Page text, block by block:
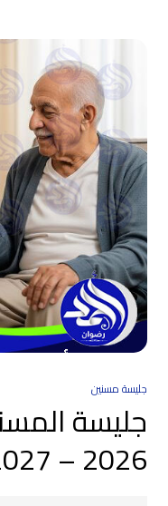
جليسة مسنين
جليسة
2026 – 2027